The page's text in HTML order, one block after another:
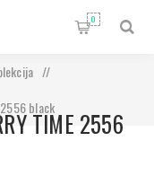
0
/
black
TIME 2556